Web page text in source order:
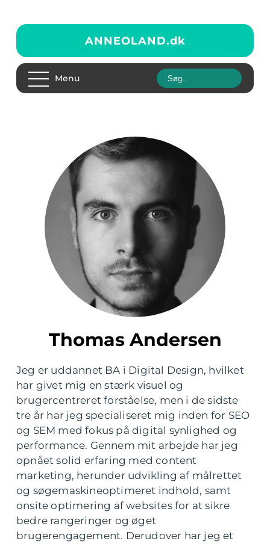
ANNEOLAND.dk
Menu
Thomas Andersen
Jeg er uddannet BA i Digital Design, hvilket
har givet mig en stærk visuel og
brugercentreret forståelse, men i de sidste
tre år har jeg specialiseret mig inden for SEO
og SEM med fokus på digital synlighed og
performance. Gennem mit arbejde har jeg
opnået solid erfaring med content
marketing, herunder udvikling af målrettet
og søgemaskineoptimeret indhold, samt
onsite optimering af websites for at sikre
bedre rangeringer og øget
brugerengagement. Derudover har jeg et